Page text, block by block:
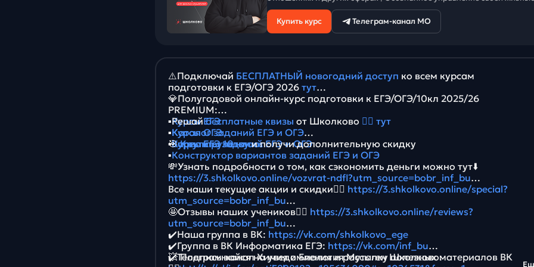
Купить курс Телеграм-канал МО
⚠️Подключай БЕСПЛАТНЫЙ новогодний доступ ко всем курсам
подготовки к ЕГЭ/ОГЭ 2026 тут
💎Полугодовой онлайн-курс подготовки к ЕГЭ/ОГЭ/10кл 2025/26
PREMIUM:
▪️Курсы ЕГЭ
▪️Курсы ОГЭ
▪️Курсы ЕГЭ 10 класс
▪️Решайбесплатные квизы от Школково 👉🏻 тут
▪️Каталог заданий ЕГЭ и ОГЭ
▪️Варианты заданий ЕГЭ и ОГЭ
▪️Конструктор вариантов заданий ЕГЭ и ОГЭ
🎯Крути рулеткуи получи дополнительную скидку
💸Узнать подробности о том, как сэкономить деньги можно тут⬇️
https://3.shkolkovo.online/vozvrat-ndfl?utm_source=bobr_inf_bu
Все наши текущие акции и скидки👉🏻 https://3.shkolkovo.online/special?
utm_source=bobr_inf_bu
🤩Отзывы наших учеников👉🏻 https://3.shkolkovo.online/reviews?
utm_source=bobr_inf_bu
✔️Наша группа в ВК: https://vk.com/shkolkovo_ege
✔️Группа в ВК Информатика ЕГЭ: https://vk.com/inf_bu
✔️Телеграм-канал Химия и Биология Мутаген Школково:
💥 Подписывайся на уведомления и рассылку полезных материалов ВК